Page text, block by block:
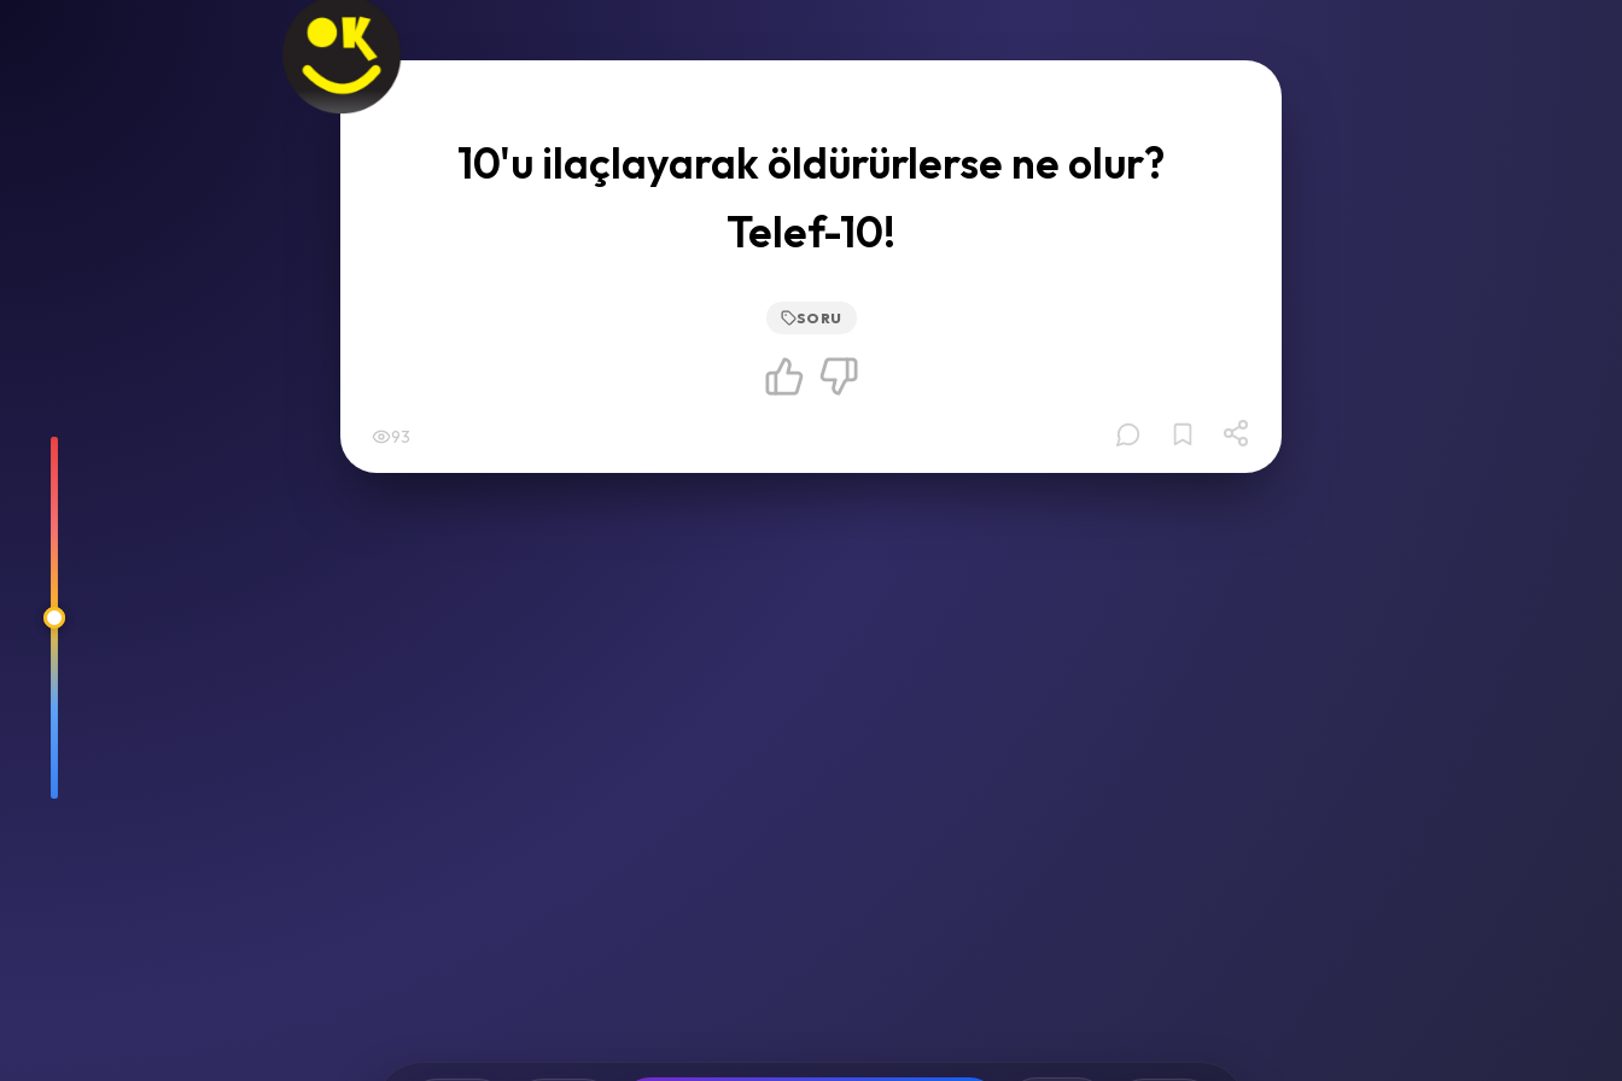
10'u ilaçlayarak öldürürlerse ne olur?
Telef-10!
SORU
93